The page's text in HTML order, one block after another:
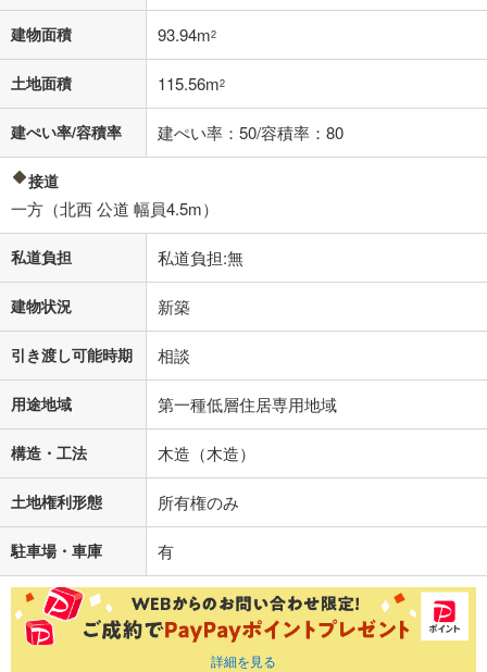
不動産会社に購入相談をする
建物面積 93.94m2
土地面積 115.56m2
建ぺい率/容積率 建ぺい率：50/容積率：80
接道
一方（北西 公道 幅員4.5m）
私道負担 私道負担:無
建物状況 新築
引き渡し可能時期 相談
用途地域 第一種低層住居専用地域
構造・工法 木造（木造）
土地権利形態 所有権のみ
駐車場・車庫 有
詳細を見る